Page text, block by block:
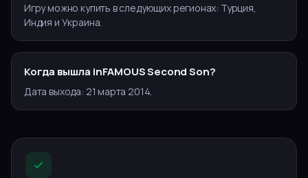
Игру можно купить в следующих регионах: Турция,
Индия и Украина.
Когда вышла inFAMOUS Second Son?
Дата выхода: 21 марта 2014.